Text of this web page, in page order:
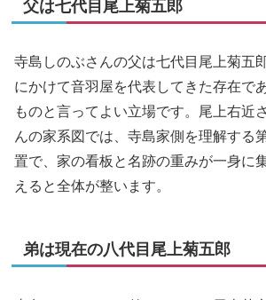
父は七代目尾上菊五郎
寺島しのぶさんの父は七代目尾上菊五
にかけて音羽屋を代表してきた存在で
ものと言ってよい立場です。尾上右近
んの家系図では、寺島家側を理解する
置で、家の看板と名跡の重みが一身に
えると全体が整います。
弟は現在の八代目尾上菊五郎